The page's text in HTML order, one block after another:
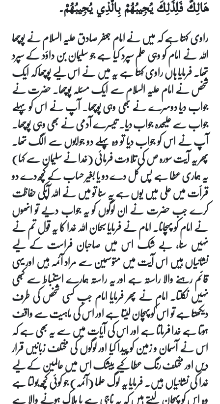
هَالِكٌ فَلِذَلِكَ يُجِيبُهُمْ بِالَّذِي يُجِيبُهُمْ۔
راوی کہتا ہے کہ میں نے امام جعفر صادق علیہ السلام نے پوچھا
اللہ نے امام کو وہی علم سپرد کیا ہے جو سلیمان بن داؤد کے سپرد
تھا۔ فرمایا ہاں راوی کہتا ہے یہ میں نے اس لیے پوچھا کہ ایک
شخص نے امام علیہ السلام سے ایک مسئلہ پوچھا۔ حضرت نے
جواب دیا دوسرے نے بھی وہی پوچھا۔ آپ نے اس کو پہلے
جواب سے علیحدہ جواب دیا۔ تیسرے آدمی نے بھی وہی پوچھا۔
آپ نے اس کو جواب دیا تو وہ پہلے دو جوابوں سے الگ تھا۔
پھر یہ آیت سورہ ص کی تلاوت فرمائی (خدا نے سلیمان سے کہا)
یہ ہماری عطا ہے پس کل دے دو یا بغیر حساب کے کچھ دے دو
قرأت میں علی میں یوں ہے یہ سنا تو میں نے اللہ آپکی حفاظت
کرے جب حضرت نے ان لوگوں کو یہ جواب دیے تو انھوں
نے امام کو پہچانا۔ امام نے فرمایا سبحان اللہ خدا کا یہ قول تم نے
نہیں سنا، بے شک اس میں صاحبان فراست کے لیے
نشانیاں ہیں اس آیت میں متوسمین سے مراد آئمہ ہیں اور یہی
قائم رہنے والا راستہ ہے اور یہ راستہ ہمارے استنباط سے کبھی
نہیں نکلتا۔ امام نے پھر فرمایا امام جب کسی شخص کی طرف
دیکھتا ہے تو اس کو پہچان لیتا ہے اور اس کی ماہیت سے واقف
ہوتا ہے خدا فرماتا ہے اور اس کی آیات میں سے یہ بھی ہے کہ
اس نے آسمان و زمین کو پیدا کیا اور لوگوں کی مختلف زبانیں قرار
دیں اور مختلف رنگ عطا کیے بیشک اس میں عالمین کے لیے
خدا کی نشانیاں ہیں۔ فرمایا یہ لوگ علما (آئمہ) جو کوئی کچھ بولتا ہے